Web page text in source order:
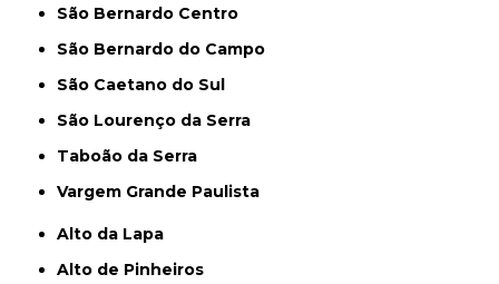
São Bernardo Centro
São Bernardo do Campo
São Caetano do Sul
São Lourenço da Serra
Taboão da Serra
Vargem Grande Paulista
Alto da Lapa
Alto de Pinheiros